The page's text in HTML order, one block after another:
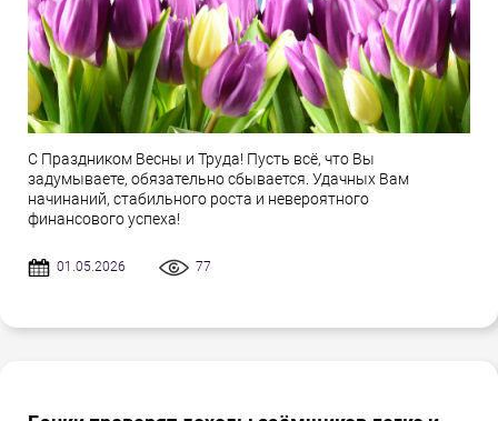
С Праздником Весны и Труда! Пусть всё, что Вы
задумываете, обязательно сбывается. Удачных Вам
начинаний, стабильного роста и невероятного
финансового успеха!
01.05.2026 77